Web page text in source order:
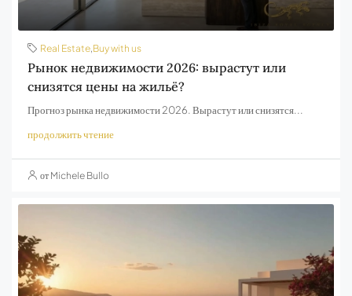
Real Estate,Buy with us
Рынок недвижимости 2026: вырастут или
снизятся цены на жильё?
Прогноз рынка недвижимости 2026. Вырастут или снизятся...
продолжить чтение
от Michele Bullo